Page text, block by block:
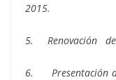
2015.
5. Renovación
6. Presentación